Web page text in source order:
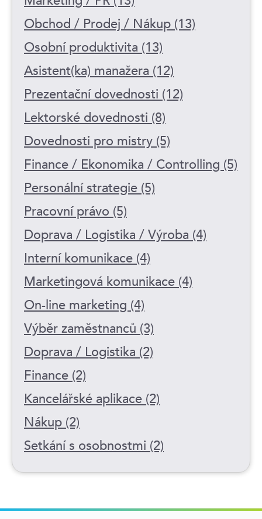
Obchod / Prodej / Nákup (13)
Osobní produktivita (13)
Asistent(ka) manažera (12)
Prezentační dovednosti (12)
Lektorské dovednosti (8)
Dovednosti pro mistry (5)
Finance / Ekonomika / Controlling (5)
Personální strategie (5)
Pracovní právo (5)
Doprava / Logistika / Výroba (4)
Interní komunikace (4)
Marketingová komunikace (4)
On-line marketing (4)
Výběr zaměstnanců (3)
Doprava / Logistika (2)
Finance (2)
Kancelářské aplikace (2)
Nákup (2)
Setkání s osobnostmi (2)